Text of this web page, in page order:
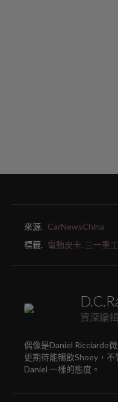
來源. CarNewsChina
標籤. 電動皮卡, 三一重
資深編輯
偶像是Daniel Ricciardo
更期待能暢飲Shoey，
Daniel 一樣的態度。